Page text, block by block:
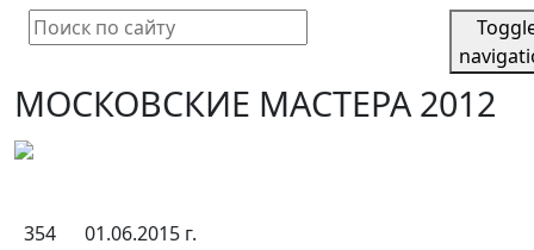
МОСКОВСКИЕ МАСТЕРА 2012
354 01.06.2015 г.